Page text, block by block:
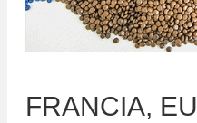
FRANCIA,